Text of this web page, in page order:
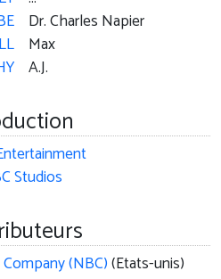
Dr. Charles Napier
Max
A.J.
Studios
(NBC)(Etats-unis)